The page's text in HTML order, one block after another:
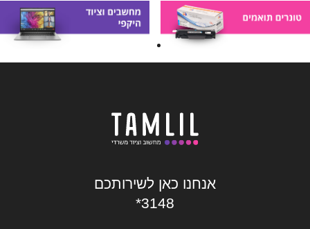
אנחנו כאן לשירותכם
*3148